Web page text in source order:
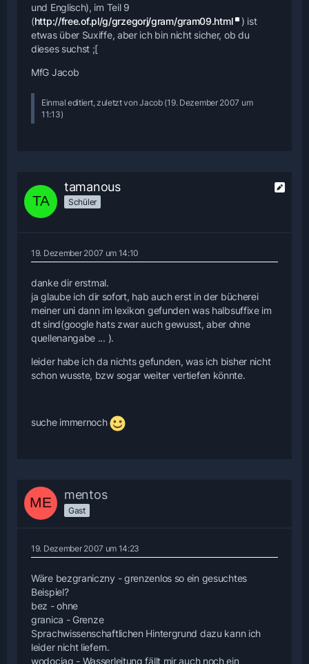
und Englisch), im Teil 9
(http://free.of.pl/g/grzegorj/gram/gram09.html
) ist
etwas über Suxiffe, aber ich bin nicht sicher, ob du
dieses suchst ;[
MfG Jacob
Einmal editiert, zuletzt von Jacob (19. Dezember 2007 um
11:13)
tamanous
Schüler
19. Dezember 2007 um 14:10
danke dir erstmal.
ja glaube ich dir sofort, hab auch erst in der bücherei
meiner uni dann im lexikon gefunden was halbsuffixe im
dt sind(google hats zwar auch gewusst, aber ohne
quellenangabe ... ).
leider habe ich da nichts gefunden, was ich bisher nicht
schon wusste, bzw sogar weiter vertiefen könnte.
suche immernoch
mentos
Gast
19. Dezember 2007 um 14:23
Wäre bezgraniczny - grenzenlos so ein gesuchtes
Beispiel?
bez - ohne
granica - Grenze
Sprachwissenschaftlichen Hintergrund dazu kann ich
leider nicht liefern.
wodociąg - Wasserleitung fällt mir auch noch ein